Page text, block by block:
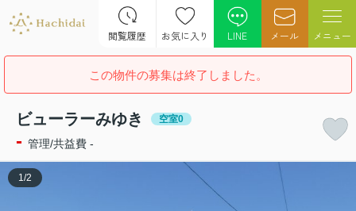
閲覧履歴 お気に入り LINE メール メニュー
この物件の募集は終了しました。
ビューラーみゆき 空室0
- 管理/共益費 -
1 /2